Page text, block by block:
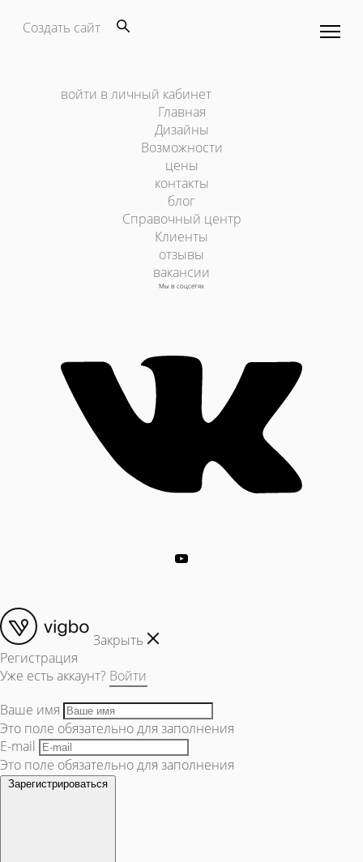
Создать сайт
войти в личный кабинет
Главная
Дизайны
Возможности
цены
контакты
блог
Справочный центр
Клиенты
отзывы
вакансии
Мы в соцсетях
Закрыть
Регистрация
Уже есть аккаунт? Войти
Ваше имя
Это поле обязательно для заполнения
E-mail
Это поле обязательно для заполнения
Зарегистрироваться